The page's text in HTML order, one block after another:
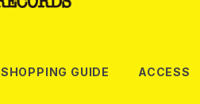
SHOPPING GUIDE ACCESS